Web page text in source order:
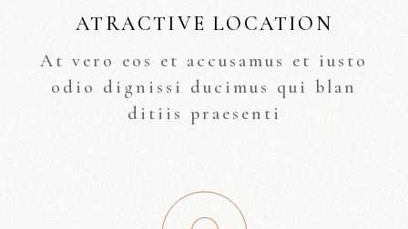
ATRACTIVE LOCATION
At vero eos et accusamus et iusto
odio dignissi ducimus qui blan
ditiis praesenti